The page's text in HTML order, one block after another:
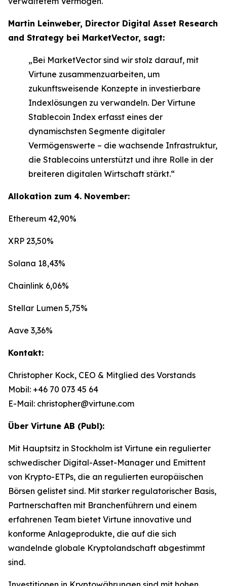
Martin Leinweber, Director Digital Asset Research
and Strategy bei MarketVector, sagt:
„Bei MarketVector sind wir stolz darauf, mit
Virtune zusammenzuarbeiten, um
zukunftsweisende Konzepte in investierbare
Indexlösungen zu verwandeln. Der Virtune
Stablecoin Index erfasst eines der
dynamischsten Segmente digitaler
Vermögenswerte – die wachsende Infrastruktur,
die Stablecoins unterstützt und ihre Rolle in der
breiteren digitalen Wirtschaft stärkt.“
Allokation zum 4. November:
Ethereum 42,90%
XRP 23,50%
Solana 18,43%
Chainlink 6,06%
Stellar Lumen 5,75%
Aave 3,36%
Kontakt:
Christopher Kock, CEO & Mitglied des Vorstands
Mobil: +46 70 073 45 64
E-Mail: christopher@virtune.com
Über Virtune AB (Publ):
Mit Hauptsitz in Stockholm ist Virtune ein regulierter
schwedischer Digital-Asset-Manager und Emittent
von Krypto-ETPs, die an regulierten europäischen
Börsen gelistet sind. Mit starker regulatorischer Basis,
Partnerschaften mit Branchenführern und einem
erfahrenen Team bietet Virtune innovative und
konforme Anlageprodukte, die auf die sich
wandelnde globale Kryptolandschaft abgestimmt
sind.